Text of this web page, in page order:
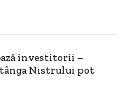
investitorii –
Nistrului pot